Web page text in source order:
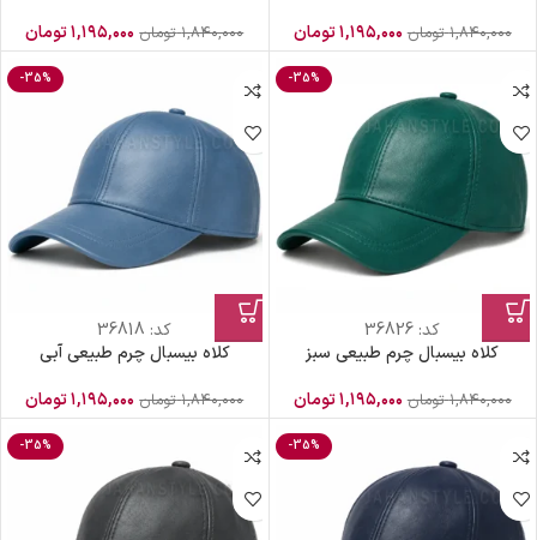
۱,۸۴۰,۰۰۰ تومان ۱,۱۹۵,۰۰۰تومان ۱,۸۴۰,۰۰۰ تومان ۱,۱۹۵,۰۰۰تومان
-35%
کد: 36826
کلاه بیسبال چرم طبیعی سبز
۱,۸۴۰,۰۰۰ تومان ۱,۱۹۵,۰۰۰تومان
-35%
کد: 36818
کلاه بیسبال چرم طبیعی آبی
۱,۸۴۰,۰۰۰ تومان ۱,۱۹۵,۰۰۰تومان
-35%
-35%